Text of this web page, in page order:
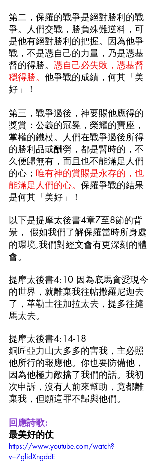
第二，保羅的戰爭是絕對勝利的戰
爭。人們交戰，勝負殊難逆料，可
是他有絕對勝利的把握。因為他爭
戰，不是憑自己的力量，乃是憑基
督的得勝。 憑自己必失敗，憑基督
穩得勝。 他爭戰的成績，何其「美
好」！
第三，戰爭過後，神要賜他應得的
獎賞：公義的冠冕，榮耀的寶座，
掌權的鐵杖。人們在戰爭過後所得
的勝利品或酬勞，都是暫時的，不
久便歸無有，而且也不能滿足人們
的心； 唯有神的賞賜是永存的，也
能滿足人們的心。 保羅爭戰的結果
是何其「美好」！
以下是提摩太後書4章7至8節的背
景， 假如我們了解保羅當時所身處
的環境,我們對經文會有更深刻的體
會。
提摩太後書4:10 因為底馬貪愛現今
的世界，就離棄我往帖撒羅尼迦去
了，革勒士往加拉太去，提多往撻
馬太去。
提摩太後書4:14-18
銅匠亞力山大多多的害我，主必照
他所行的報應他。你也要防備他，
因為他極力敵擋了我們的話。我初
次申訴，沒有人前來幫助，竟都離
棄我，但願這罪不歸與他們。
回應詩歌:
最美好的仗
https://www.youtube.com/watch?
v=7glidXngddE